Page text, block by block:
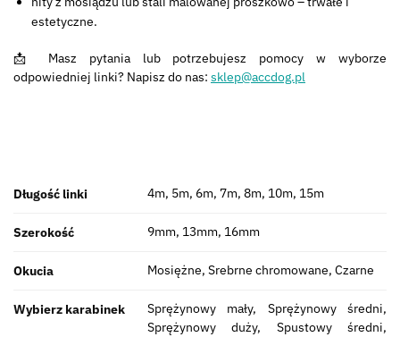
estetyczne.
📩 Masz pytania lub potrzebujesz pomocy w wyborze
odpowiedniej linki? Napisz do nas: sklep@accdog.pl
Długość linki 4m, 5m, 6m, 7m, 8m, 10m, 15m
Szerokość 9mm, 13mm, 16mm
Okucia Mosiężne, Srebrne chromowane, Czarne
Wybierz karabinek
Sprężynowy mały, Sprężynowy średni,
Sprężynowy duży, Spustowy średni,